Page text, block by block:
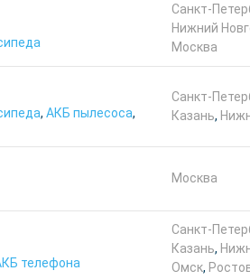
Санкт-
Нижний
Москва
, АКБ пылесоса,
Санкт-
Казань,
Москва
телефона
Санкт-
Казань,
Омск,